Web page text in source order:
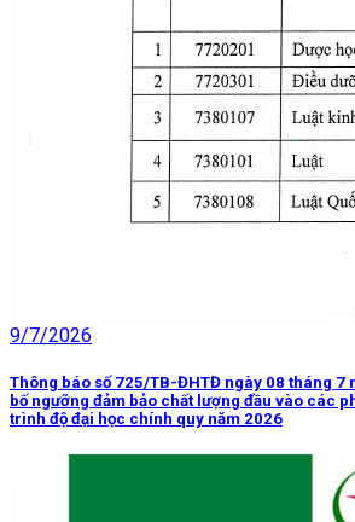
9/7/2026
Thông báo số 725/TB-ĐHTĐ ngày 08 tháng 7
bố ngưỡng đảm bảo chất lượng đầu vào các
trình độ đại học chính quy năm 2026